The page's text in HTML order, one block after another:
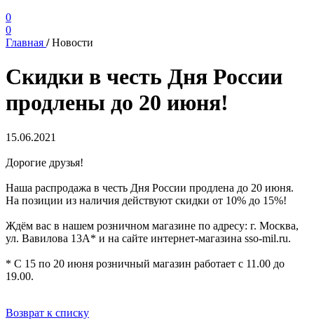
0
0
Главная / Новости
Скидки в честь Дня России
продлены до 20 июня!
15.06.2021
Дорогие друзья!
Наша распродажа в честь Дня России продлена до 20 июня.
На позиции из наличия действуют скидки от 10% до 15%!
Ждём вас в нашем розничном магазине по адресу: г. Москва,
ул. Вавилова 13А* и на сайте интернет-магазина sso-mil.ru.
* С 15 по 20 июня розничный магазин работает с 11.00 до
19.00.
Возврат к списку